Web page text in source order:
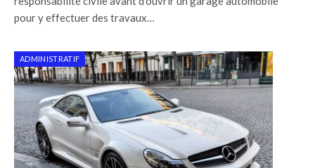
pour y effectuer des travaux…
ADMINISTRATIF